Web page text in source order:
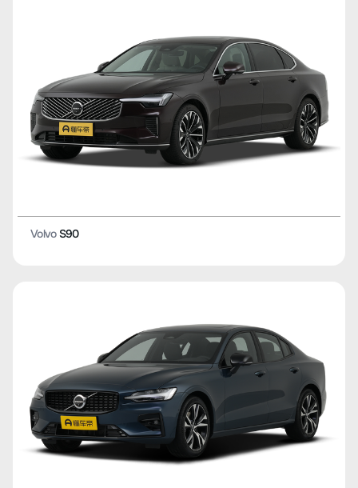
VolvoS90